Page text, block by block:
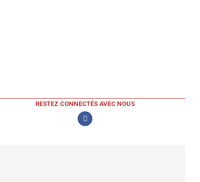
RESTEZ CONNECTÉS AVEC NOUS